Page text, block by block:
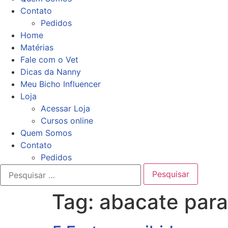
Contato
Pedidos
Home
Matérias
Fale com o Vet
Dicas da Nanny
Meu Bicho Influencer
Loja
Acessar Loja
Cursos online
Quem Somos
Contato
Pedidos
Tag: abacate